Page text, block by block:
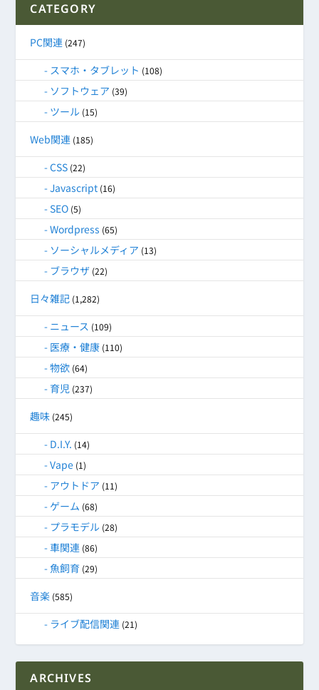
CATEGORY
PC関連 (247)
スマホ・タブレット (108)
ソフトウェア (39)
ツール (15)
Web関連 (185)
CSS (22)
Javascript (16)
SEO (5)
Wordpress (65)
ソーシャルメディア (13)
ブラウザ (22)
日々雑記 (1,282)
ニュース (109)
医療・健康 (110)
物欲 (64)
育児 (237)
趣味 (245)
D.I.Y. (14)
Vape (1)
アウトドア (11)
ゲーム (68)
プラモデル (28)
車関連 (86)
魚飼育 (29)
音楽 (585)
ライブ配信関連 (21)
ARCHIVES